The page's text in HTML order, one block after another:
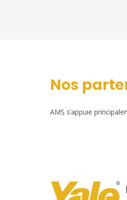
Nos
AMS s’appuie